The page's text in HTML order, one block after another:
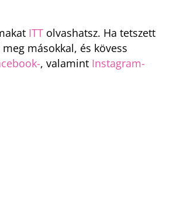
ITT olvashatsz. Ha tetszett
másokkal, és kövess
, valamint Instagram-